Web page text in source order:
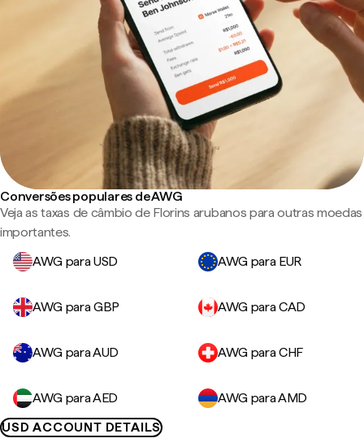
Conversões populares de AWG
Veja as taxas de câmbio de Florins arubanos para outras moedas
importantes.
AWG para USD
AWG para EUR
AWG para GBP AWG para CAD
AWG para AUD AWG para CHF
AWG para AED
AWG para AMD
USD ACCOUNT DETAILS